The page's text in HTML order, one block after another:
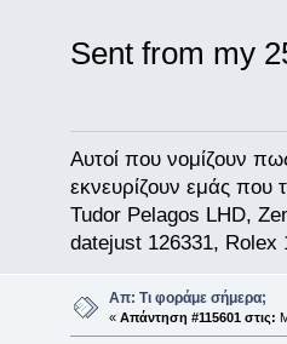
Sent from my
Αυτοί που νομίζουν
εκνευρίζουν εμάς
Tudor Pelagos LHD,
datejust 126331, Rolex
Απ: Τι φοράμε σήμερα;
« Απάντηση #115601 στις: